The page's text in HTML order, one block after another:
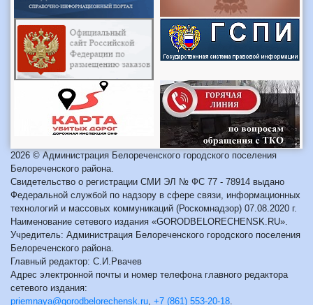
2026 © Администрация Белореченского городского поселения
Белореченского района.
Свидетельство о регистрации СМИ ЭЛ № ФС 77 - 78914 выдано
Федеральной службой по надзору в сфере связи, информационных
технологий и массовых коммуникаций (Роскомнадзор) 07.08.2020 г.
Наименование сетевого издания «GORODBELORECHENSK.RU».
Учредитель: Администрация Белореченского городского поселения
Белореченского района.
Главный редактор: С.И.Рвачев
Адрес электронной почты и номер телефона главного редактора
сетевого издания:
priemnaya@gorodbelorechensk.ru +7 (861) 553-20-18